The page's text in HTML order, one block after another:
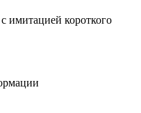
имитацией короткого